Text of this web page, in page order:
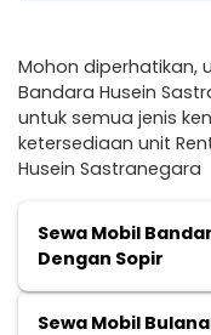
Mohon diperhatikan,
Bandara Husein
untuk semua jenis
ketersediaan unit
Husein Sastranegara
Sewa Mobil
Dengan Sopir
Sewa Mobil